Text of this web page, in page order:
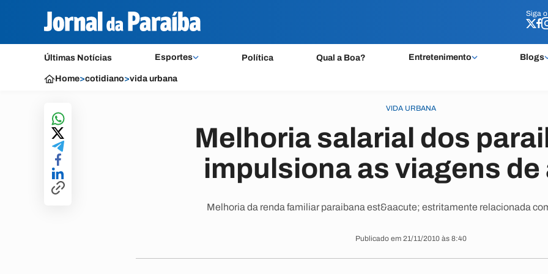
Siga o
Últimas Notícias Esportes Política Qual a Boa? Entretenimento Blogs
Siga o
Home>cotidiano>vida urbana
VIDA URBANA
Melhoria salarial dos
impulsiona as viagens de
Melhoria da renda familiar paraibana est&aacute; estritamente relacionada
Publicado em 21/11/2010 às 8:40